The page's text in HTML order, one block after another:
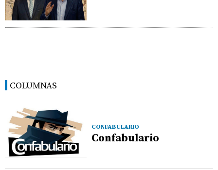
COLUMNAS
CONFABULARIO
Confabulario